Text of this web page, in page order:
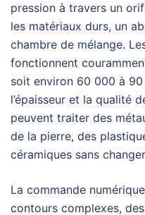
pression à travers un
les matériaux durs, un
chambre de mélange.
fonctionnent
soit environ 60 000 à
l’épaisseur et la qualité
peuvent traiter des
de la pierre, des
céramiques sans
La commande
contours complexes,